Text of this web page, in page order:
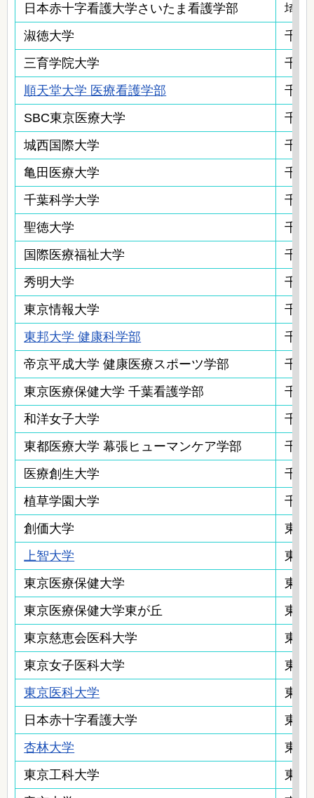
日本赤十字看護大学さいたま看護学部
埼玉
淑徳大学
千葉
三育学院大学
千葉
順天堂大学 医療看護学部
千葉
SBC東京医療大学
千葉
城西国際大学
千葉
亀田医療大学
千葉
千葉科学大学
千葉
聖徳大学
千葉
国際医療福祉大学
千葉
秀明大学
千葉
東京情報大学
千葉
東邦大学 健康科学部
千葉
帝京平成大学 健康医療スポーツ学部
千葉
東京医療保健大学 千葉看護学部
千葉
和洋女子大学
千葉
東都医療大学 幕張ヒューマンケア学部
千葉
医療創生大学
千葉
植草学園大学
千葉
創価大学
東京
上智大学
東京
東京医療保健大学
東京
東京医療保健大学東が丘
東京
東京慈恵会医科大学
東京
東京女子医科大学
東京
東京医科大学
東京
日本赤十字看護大学
東京
杏林大学
東京
東京工科大学
東京